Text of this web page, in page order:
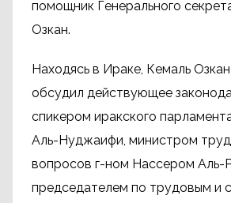
помощник Генерального
Озкан.
Находясь в Ираке, Кемаль
обсудил действующее
спикером иракского
Аль-Нуджаифи, министром
вопросов г-ном Нассером Аль-
председателем по трудовым и